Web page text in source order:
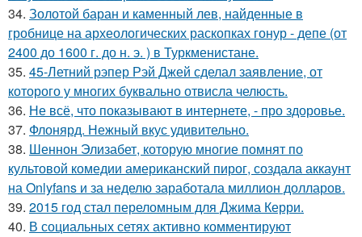
34. Золотой баран и каменный лев, найденные в
гробнице на археологических раскопках гонур - депе (от
2400 до 1600 г. до н. э. ) в Туркменистане.
35. 45-Летний рэпер Рэй Джей сделал заявление, от
которого у многих буквально отвисла челюсть.
36. Не всё, что показывают в интернете, - про здоровье.
37. Флонярд. Нежный вкус удивительно.
38. Шеннон Элизабет, которую многие помнят по
культовой комедии американский пирог, создала аккаунт
на Onlyfans и за неделю заработала миллион долларов.
39. 2015 год стал переломным для Джима Керри.
40. В социальных сетях активно комментируют